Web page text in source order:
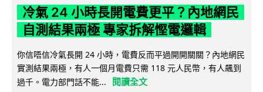
冷氣 24 小時長開電費更平？內地網民
自測結果兩極 專家拆解慳電邏輯
你信唔信冷氣長開 24 小時，電費反而平過開開關關？內地網民
實測結果兩極，有人一個月電費只需 118 元人民幣，有人飆到
過千。電力部門話不能...
閱讀全文